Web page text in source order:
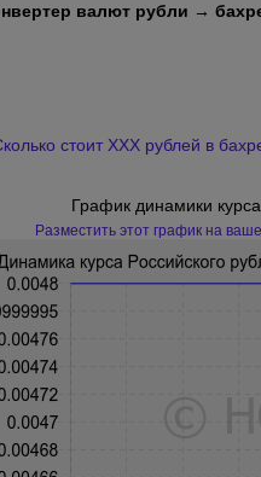
валют рубли →
стоит XXX рублей в
График динамики
Разместить этот график на